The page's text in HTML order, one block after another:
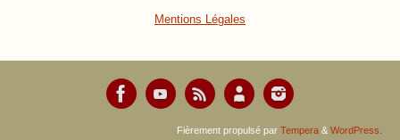
Mentions Légales
Fièrement propulsé par Tempera & WordPress.